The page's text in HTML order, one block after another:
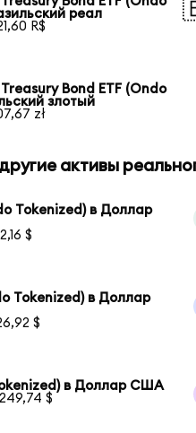
реал
R$
Bond ETF (Ondo
злотый
zł
активы
Tokenized) в Доллар
$
Tokenized) в Доллар
$
в Доллар США
$